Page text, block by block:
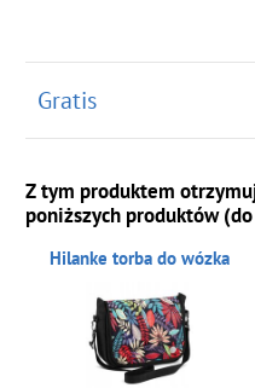
Gratis
Z tym produktem
poniższych produktów
Hilanke torba do wózka